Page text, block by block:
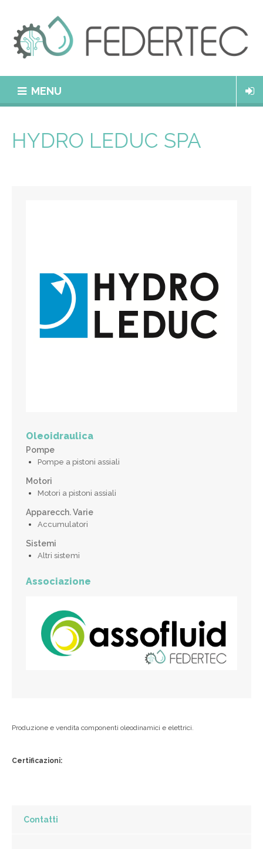
MENU
HYDRO LEDUC SPA
Oleoidraulica
Pompe
Pompe a pistoni assiali
Motori
Motori a pistoni assiali
Apparecch. Varie
Accumulatori
Sistemi
Altri sistemi
Associazione
Produzione e vendita componenti oleodinamici e elettrici.
Certificazioni:
Contatti